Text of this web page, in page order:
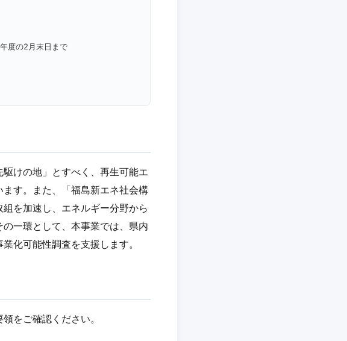
度の2月末日まで
けの地」とすべく、再生可能エ
す。また、「福島新エネ社会構
を加速し、エネルギー分野から
一環として、本事業では、県内
化可能性調査を支援します。
をご確認ください。